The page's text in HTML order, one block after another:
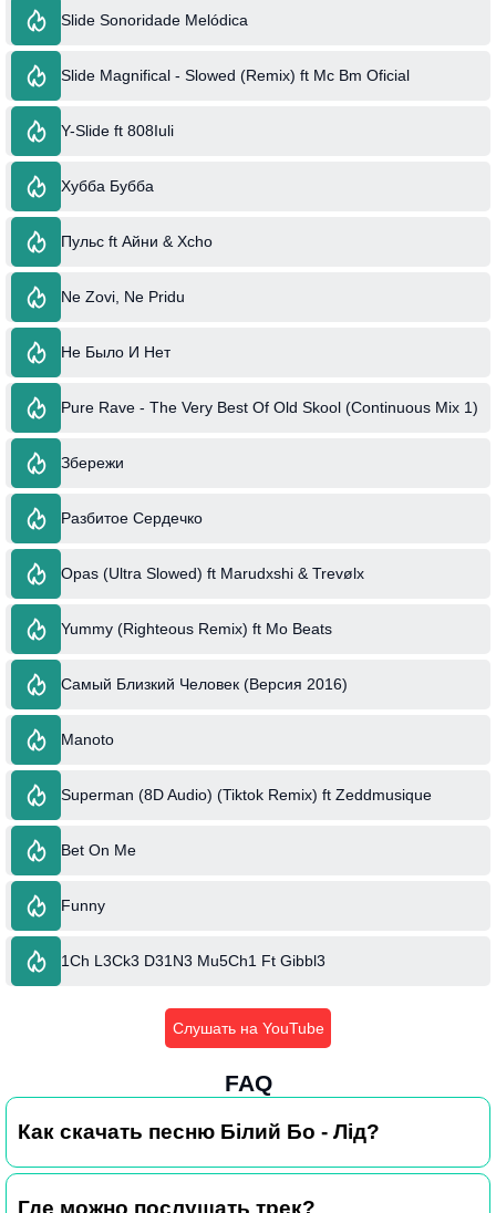
Slide Sonoridade Melódica
Slide Magnifical - Slowed (Remix) ft Mc Bm Oficial
Y-Slide ft 808Iuli
Хубба Бубба
Пульс ft Айни & Xcho
Ne Zovi, Ne Pridu
Не Было И Нет
Pure Rave - The Very Best Of Old Skool (Continuous Mix 1)
Збережи
Разбитое Сердечко
Opas (Ultra Slowed) ft Marudxshi & Trevølx
Yummy (Righteous Remix) ft Mo Beats
Самый Близкий Человек (Версия 2016)
Manoto
Superman (8D Audio) (Tiktok Remix) ft Zeddmusique
Bet On Me
Funny
1Ch L3Ck3 D31N3 Mu5Ch1 Ft Gibbl3
Слушать на YouTube
FAQ
Как скачать песню Білий Бо - Лід?
Где можно послушать трек?